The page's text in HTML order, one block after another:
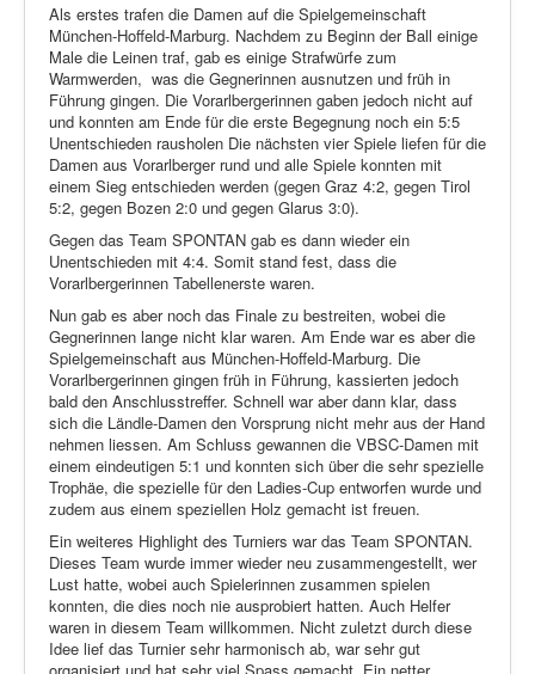
Als erstes trafen die Damen auf die Spielgemeinschaft
München-Hoffeld-Marburg. Nachdem zu Beginn der Ball einige
Male die Leinen traf, gab es einige Strafwürfe zum
Warmwerden, was die Gegnerinnen ausnutzen und früh in
Führung gingen. Die Vorarlbergerinnen gaben jedoch nicht auf
und konnten am Ende für die erste Begegnung noch ein 5:5
Unentschieden rausholen Die nächsten vier Spiele liefen für die
Damen aus Vorarlberger rund und alle Spiele konnten mit
einem Sieg entschieden werden (gegen Graz 4:2, gegen Tirol
5:2, gegen Bozen 2:0 und gegen Glarus 3:0).
Gegen das Team SPONTAN gab es dann wieder ein
Unentschieden mit 4:4. Somit stand fest, dass die
Vorarlbergerinnen Tabellenerste waren.
Nun gab es aber noch das Finale zu bestreiten, wobei die
Gegnerinnen lange nicht klar waren. Am Ende war es aber die
Spielgemeinschaft aus München-Hoffeld-Marburg. Die
Vorarlbergerinnen gingen früh in Führung, kassierten jedoch
bald den Anschlusstreffer. Schnell war aber dann klar, dass
sich die Ländle-Damen den Vorsprung nicht mehr aus der Hand
nehmen liessen. Am Schluss gewannen die VBSC-Damen mit
einem eindeutigen 5:1 und konnten sich über die sehr spezielle
Trophäe, die spezielle für den Ladies-Cup entworfen wurde und
zudem aus einem speziellen Holz gemacht ist freuen.
Ein weiteres Highlight des Turniers war das Team SPONTAN.
Dieses Team wurde immer wieder neu zusammengestellt, wer
Lust hatte, wobei auch Spielerinnen zusammen spielen
konnten, die dies noch nie ausprobiert hatten. Auch Helfer
waren in diesem Team willkommen. Nicht zuletzt durch diese
Idee lief das Turnier sehr harmonisch ab, war sehr gut